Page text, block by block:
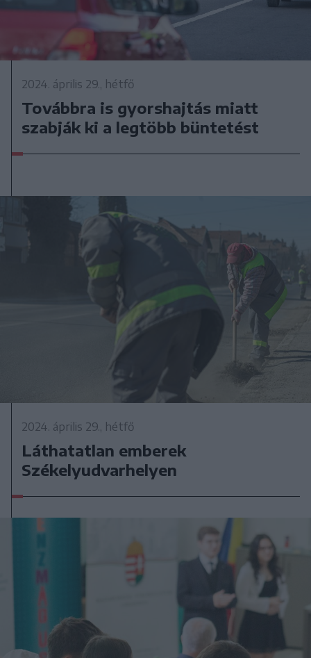
2024. április 29., hétfő
Továbbra is gyorshajtás miatt
szabják ki a legtöbb büntetést
2024. április 29., hétfő
Láthatatlan emberek
Székelyudvarhelyen